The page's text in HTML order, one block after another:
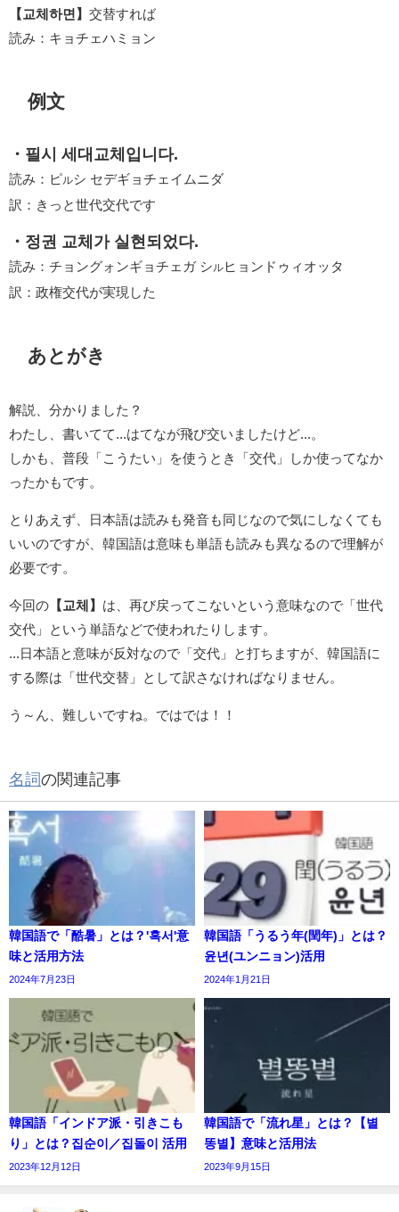
【교체하면】 交替すれば
読み：キョチェハミョン
例文
・필시 세대교체입니다.
読み：ピルシ セデギョチェイムニダ
訳：きっと世代交代です
・정권 교체가 실현되었다.
読み：チョングォンギョチェガ シ ル ヒョンドゥィオッタ
訳：政権交代が実現した
あとがき
解説、分かりました？
わたし、書いてて...はてなが飛び交いましたけど...。
しかも、普段「こうたい」を使うとき「交代」しか使ってなか
ったかもです。
とりあえず、日本語は読みも発音も同じなので気にしなくても
いいのですが、韓国語は意味も単語も読みも異なるので理解が
必要です。
今回の 【교체】 は、再び戻ってこないという意味なので「世代
交代」という単語などで使われたりします。
...日本語と意味が反対なので「交代」と打ちますが、韓国語に
する際は「世代交替」として訳さなければなりません。
う～ん、難しいですね。ではでは！！
名詞の関連記事
韓国語で「酷暑」とは？'혹서'意
味と活用方法
2024年7月23日
韓国語「うるう年(閏年)」とは？
윤년(ユンニョン)活用
2024年1月21日
韓国語「インドア派・引きこも
り」とは？집순이／집돌이 活用
2023年12月12日
韓国語で「流れ星」とは？【별
똥별】意味と活用法
2023年9月15日